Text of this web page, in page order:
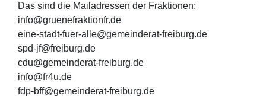
Das sind die Mailadressen der Fraktionen:
info@gruenefraktionfr.de
eine-stadt-fuer-alle@gemeinderat-freiburg.de
spd-jf@freiburg.de
cdu@gemeinderat-freiburg.de
info@fr4u.de
fdp-bff@gemeinderat-freiburg.de